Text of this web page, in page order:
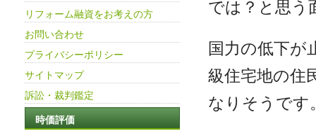
では？と思う
国力の低下が
級住宅地の住
なりそうです
リフォーム融資をお考えの方
お問い合わせ
プライバシーポリシー
サイトマップ
訴訟・裁判鑑定
時価評価